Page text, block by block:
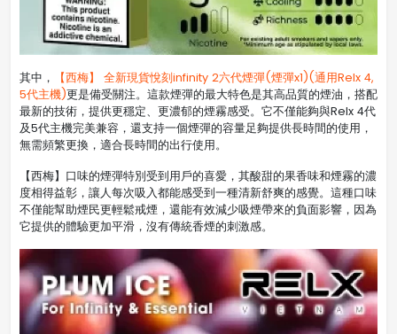
其中，
【西梅】 全新現貨悅刻infinity 2六代煙彈(煙彈x1)(通用Relx 4,
5代主機)更是備受關注。這款煙彈的最大特色是其高品質的煙油，搭配
最新的技術，提供更穩定、更濃郁的煙霧感受。它不僅能夠與Relx 4代
及5代主機完美兼容，還支持一個煙彈的容量足夠提供長時間的使用，
無需頻繁更換，適合長時間的出行使用。
【西梅】口味的煙彈特別受到用戶的喜愛，其酸甜的果香味和煙霧的濃
度相得益彰，讓人每次吸入都能感受到一種清新舒爽的感覺。這種口味
不僅能幫助煙民更輕鬆戒煙，還能有效減少吸煙帶來的負面影響，因為
它提供的體驗更加平滑，沒有傳統香煙的刺激感。